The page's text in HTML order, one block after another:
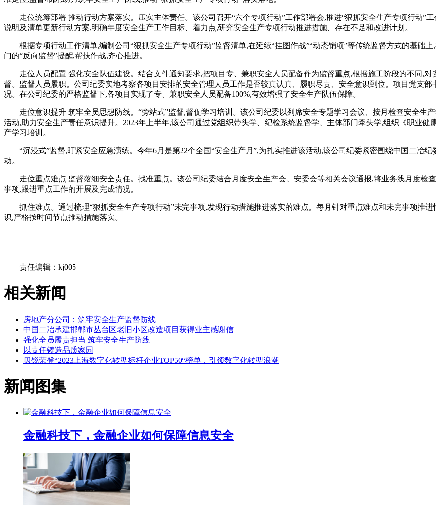
走位统筹部署 推动行动方案落实。压实主体责任。该公司召开“六个专项行动”工作部署会,推进“狠抓安全生产专项行动”
说明及清单更新行动方案,明确年度安全生产工作目标、着力点,研究安全生产专项行动推进措施、存在不足和改进计划。
根据专项行动工作清单,编制公司“狠抓安全生产专项行动”监督清单,在延续“挂图作战”“动态销项”等传统监督方式的基础
门的“反向监督”提醒,帮扶作战,齐心推进。
走位人员配置 强化安全队伍建设。结合文件通知要求,把项目专、兼职安全人员配备作为监督重点,根据施工阶段的不同,
督。监督人员履职。公司纪委实地考察各项目安排的安全管理人员工作是否较真认真、履职尽责、安全意识到位。项目党支
况。在公司纪委的严格监督下,各项目实现了专、兼职安全人员配备100%,有效增强了安全生产队伍保障。
走位意识提升 筑牢全员思想防线。“旁站式”监督,督促学习培训。该公司纪委以列席安全专题学习会议、按月检查安全生
活动,助力安全生产责任意识提升。2023年上半年,该公司通过党组织带头学、纪检系统监督学、主体部门牵头学,组织《职业
产学习培训。
“沉浸式”监督,盯紧安全应急演练。今年6月是第22个全国“安全生产月”,为扎实推进该活动,该公司纪委紧密围绕中国二冶
动。
走位重点难点 监督落细安全责任。找准重点。该公司纪委结合月度安全生产会、安委会等相关会议通报,将业务线月度检
事项,跟进重点工作的开展及完成情况。
抓住难点。通过梳理“狠抓安全生产专项行动”未完事项,发现行动措施推进落实的难点。每月针对重点难点和未完事项推
识,严格按时间节点推动措施落实。
责任编辑：kj005
相关新闻
房地产分公司：筑牢安全生产监督防线
中国二冶承建邯郸市丛台区老旧小区改造项目获得业主感谢信
强化全员履责担当 筑牢安全生产防线
以责任铸造品质家园
贝锐荣登“2023上海数字化转型标杆企业TOP50“榜单，引领数字化转型浪潮
新闻图集
金融科技下，金融企业如何保障信息安全